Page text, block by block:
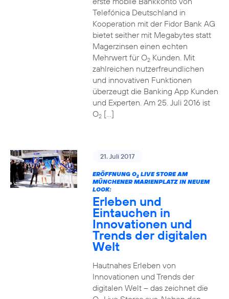
Telefónica Deutschland in
Kooperation mit der Fidor Bank AG
bietet seither mit Megabytes statt
Magerzinsen einen echten
Mehrwert für O2Kunden. Mit
zahlreichen nutzerfreundlichen
und innovativen Funktionen
überzeugt die Banking App Kunden
und Experten. Am 25. Juli 2016 ist
O2[…]
21. Juli 2017
ERÖFFNUNG O2LIVE STORE AM
MÜNCHENER MARIENPLATZ IN NEUEM
LOOK:
Erleben und
Eintauchen in
Innovationen und
Trends der digitalen
Welt
Hautnahes Erleben von
Innovationen und Trends der
digitalen Welt – das zeichnet die